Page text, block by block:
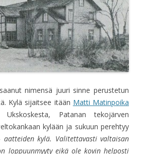
nimensä juuri sinne perustetun
Kylä sijaitsee itään Matti Matinpoika
Patanan tekojärven
kylään ja sukuun perehtyy
aatteiden kylä. Valitettavasti valtaisan
loppuunmyyty eikä ole kovin helposti